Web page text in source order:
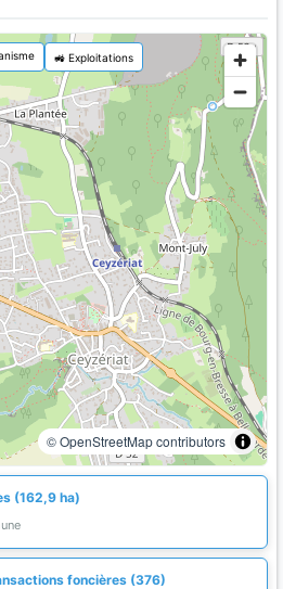
© OpenStreetMap contributors
🚜 Exploitations
(162,9 ha)
foncières (376)